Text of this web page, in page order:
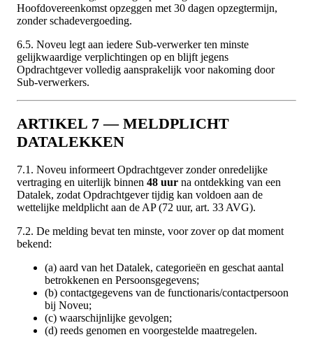
Hoofdovereenkomst opzeggen met 30 dagen opzegtermijn,
zonder schadevergoeding.
6.5. Noveu legt aan iedere Sub-verwerker ten minste
gelijkwaardige verplichtingen op en blijft jegens
Opdrachtgever volledig aansprakelijk voor nakoming door
Sub-verwerkers.
ARTIKEL 7 — MELDPLICHT
DATALEKKEN
7.1. Noveu informeert Opdrachtgever zonder onredelijke
vertraging en uiterlijk binnen 48 uur na ontdekking van een
Datalek, zodat Opdrachtgever tijdig kan voldoen aan de
wettelijke meldplicht aan de AP (72 uur, art. 33 AVG).
7.2. De melding bevat ten minste, voor zover op dat moment
bekend:
(a) aard van het Datalek, categorieën en geschat aantal
betrokkenen en Persoonsgegevens;
(b) contactgegevens van de functionaris/contactpersoon
bij Noveu;
(c) waarschijnlijke gevolgen;
(d) reeds genomen en voorgestelde maatregelen.